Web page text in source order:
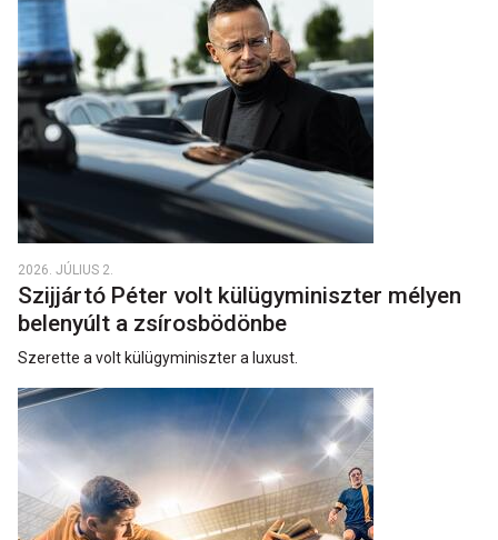
2026. JÚLIUS 2.
Szijjártó Péter volt külügyminiszter mélyen
belenyúlt a zsírosbödönbe
Szerette a volt külügyminiszter a luxust.